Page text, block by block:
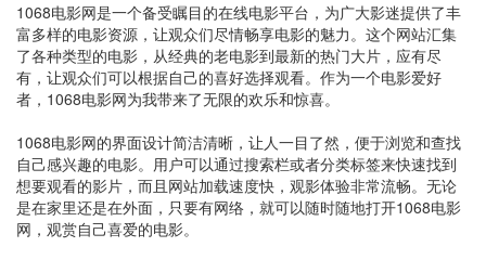
1068电影网是一个备受瞩目的在线电影平台，为广大影迷提供了丰
富多样的电影资源，让观众们尽情畅享电影的魅力。这个网站汇集
了各种类型的电影，从经典的老电影到最新的热门大片，应有尽
有，让观众们可以根据自己的喜好选择观看。作为一个电影爱好
者，1068电影网为我带来了无限的欢乐和惊喜。
1068电影网的界面设计简洁清晰，让人一目了然，便于浏览和查找
自己感兴趣的电影。用户可以通过搜索栏或者分类标签来快速找到
想要观看的影片，而且网站加载速度快，观影体验非常流畅。无论
是在家里还是在外面，只要有网络，就可以随时随地打开1068电影
网，观赏自己喜爱的电影。